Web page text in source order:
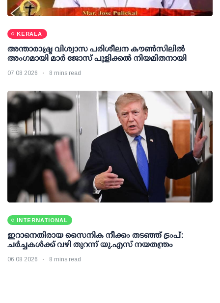
KERALA
അന്താരാഷ്ട്ര വിശ്വാസ പരിശീലന കൗണ്‍സിലില്‍
അംഗമായി മാര്‍ ജോസ് പുളിക്കല്‍ നിയമിതനായി
07 08 2026 8 mins read
INTERNATIONAL
ഇറാനെതിരായ സൈനിക നീക്കം തടഞ്ഞ് ട്രംപ്:
ചര്‍ച്ചകള്‍ക്ക് വഴി തുറന്ന് യു.എസ് നയതന്ത്രം
06 08 2026 8 mins read